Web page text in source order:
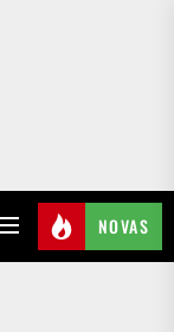
NOVAS